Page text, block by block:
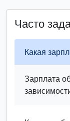
Часто
Какая
Зарплата